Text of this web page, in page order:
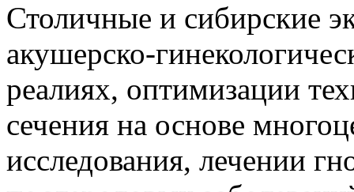
Столичные и сибирские
акушерско-
реалиях, оптимизации
сечения на основе
исследования, лечении